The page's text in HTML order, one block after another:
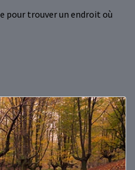
pour trouver un endroit où